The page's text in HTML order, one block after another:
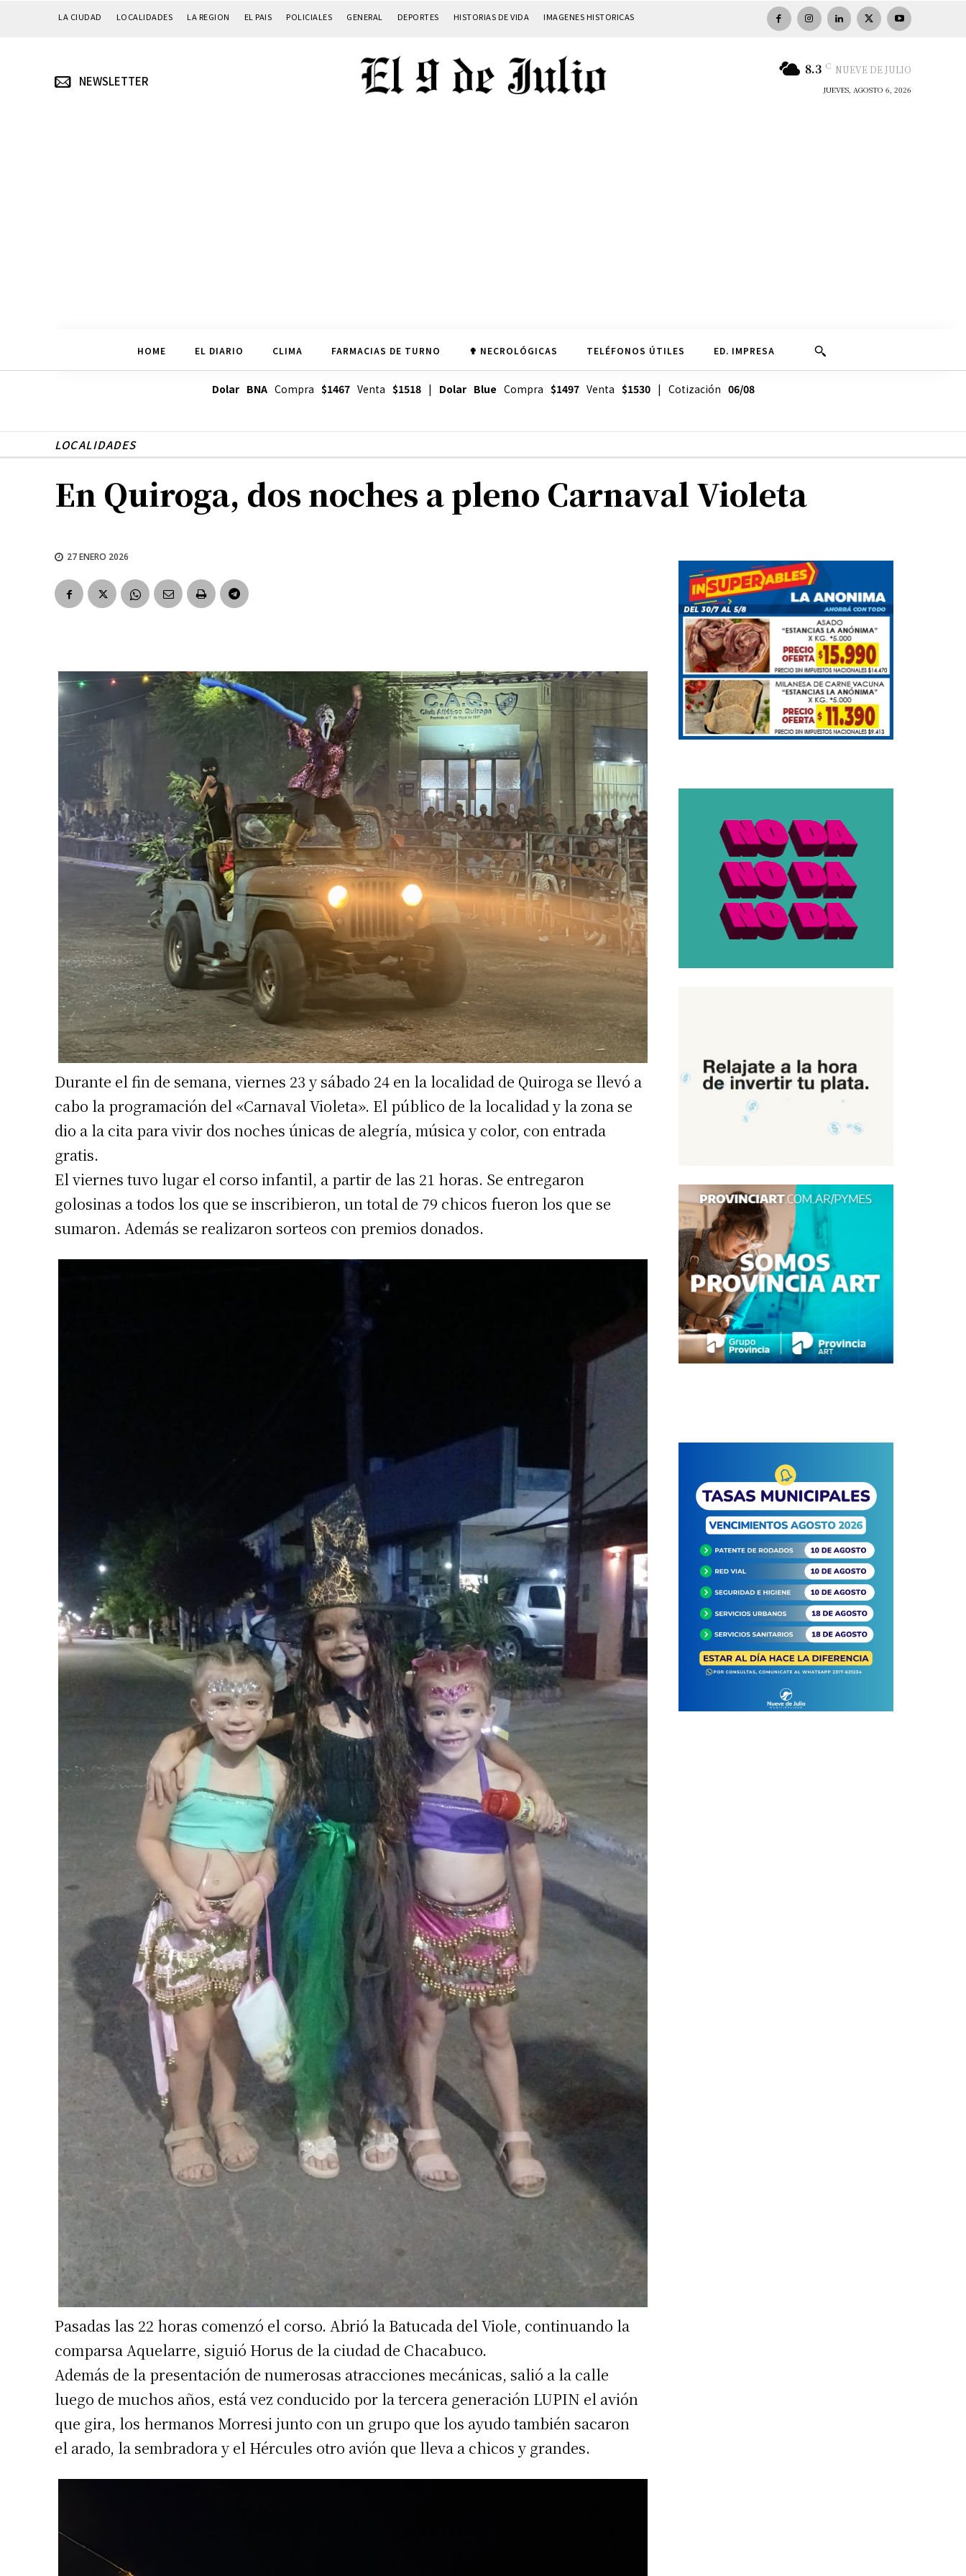
Suscribirme gratis
Dirección de correo electrónico*
Nombre
Apellidos
Número de teléfono
LA CIUDAD LOCALIDADES LA REGION EL PAIS POLICIALES GENERAL DEPORTES HISTORIAS DE VIDA IMAGENES HISTORICAS
NEWSLETTER
8.3 C NUEVE DE JULIO
JUEVES, AGOSTO 6, 2026
HOME EL DIARIO CLIMA FARMACIAS DE TURNO ✟ NECROLÓGICAS TELÉFONOS ÚTILES ED. IMPRESA
Dolar BNACompra $1467Venta $1518| Dolar Blue Compra $1497Venta $1530| Cotización 06/08
LOCALIDADES
En Quiroga, dos noches a pleno Carnaval Violeta
27 ENERO 2026
Durante el fin de semana, viernes 23 y sábado 24 en la localidad de Quiroga se llevó a
cabo la programación del «Carnaval Violeta». El público de la localidad y la zona se
dio a la cita para vivir dos noches únicas de alegría, música y color, con entrada
gratis.
El viernes tuvo lugar el corso infantil, a partir de las 21 horas. Se entregaron
golosinas a todos los que se inscribieron, un total de 79 chicos fueron los que se
sumaron. Además se realizaron sorteos con premios donados.
Pasadas las 22 horas comenzó el corso. Abrió la Batucada del Viole, continuando la
comparsa Aquelarre, siguió Horus de la ciudad de Chacabuco.
Además de la presentación de numerosas atracciones mecánicas, salió a la calle
luego de muchos años, está vez conducido por la tercera generación LUPIN el avión
que gira, los hermanos Morresi junto con un grupo que los ayudo también sacaron
el arado, la sembradora y el Hércules otro avión que lleva a chicos y grandes.